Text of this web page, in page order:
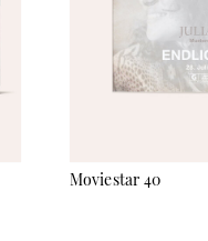
Moviestar 40